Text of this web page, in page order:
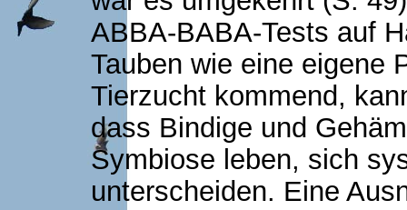
ABBA-BABA-Tests auf
Tauben wie eine eigene
Tierzucht kommend,
dass Bindige und
Symbiose leben, sich
unterscheiden. Eine